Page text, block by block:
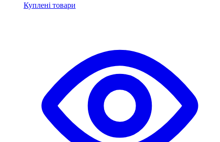
Куплені товари